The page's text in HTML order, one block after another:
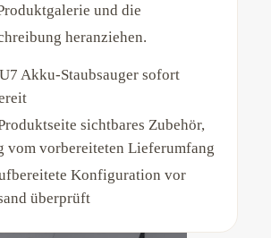
und die
heranziehen.
Akku-Staubsauger sofort
sichtbares Zubehör,
vom vorbereiteten Lieferumfang
Konfiguration vor
überprüft